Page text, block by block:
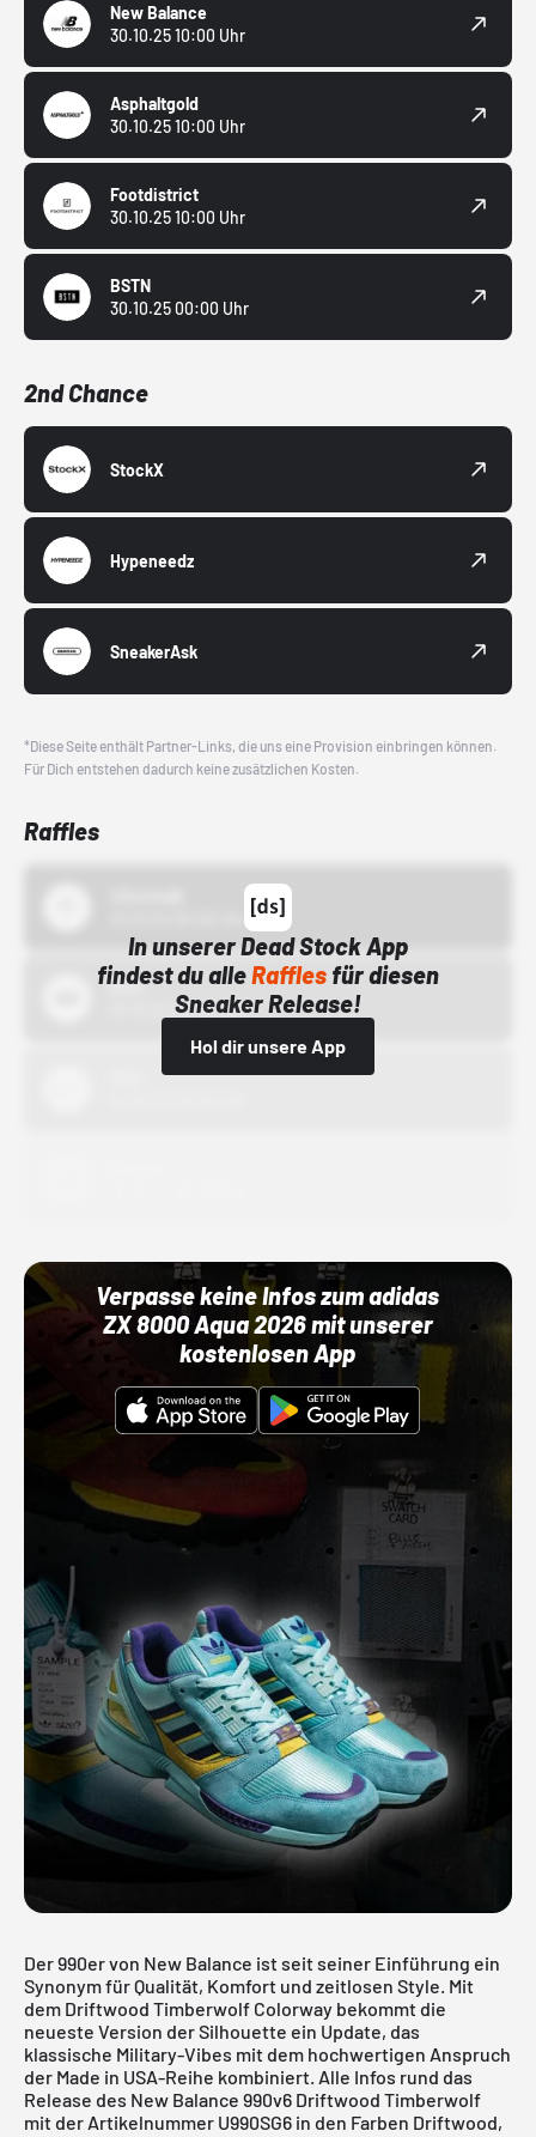
New Balance
30.10.25 10:00 Uhr
Asphaltgold
30.10.25 10:00 Uhr
Footdistrict
30.10.25 10:00 Uhr
BSTN
30.10.25 00:00 Uhr
2nd Chance
StockX
Hypeneedz
SneakerAsk
*Diese Seite enthält Partner-Links, die uns eine Provision einbringen können.
Für Dich entstehen dadurch keine zusätzlichen Kosten.
Raffles
In unserer Dead Stock App
findest du alleRafflesfür diesen
Sneaker Release!
Hol dir unsere App
Bstn
01.10.22 00:00 Uhr
Verpasse keine Infos zum adidas
ZX 8000 Aqua 2026 mit unserer
kostenlosen App
Der 990er von New Balance ist seit seiner Einführung ein
Synonym für Qualität, Komfort und zeitlosen Style. Mit
dem Driftwood Timberwolf Colorway bekommt die
neueste Version der Silhouette ein Update, das
klassische Military-Vibes mit dem hochwertigen Anspruch
der Made in USA-Reihe kombiniert. Alle Infos rund das
Release des New Balance 990v6 Driftwood Timberwolf
mit der Artikelnummer U990SG6 in den Farben Driftwood,